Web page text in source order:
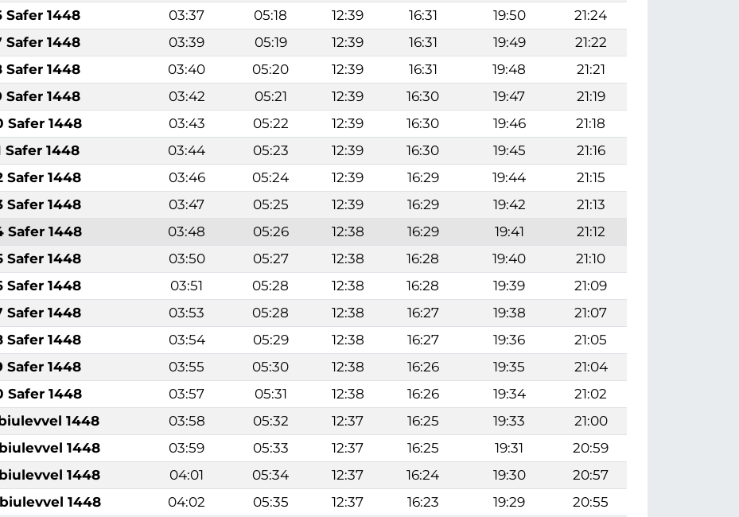
Safer 1448 03:37 05:18 12:39 16:31 19:50
21:24
Safer 1448 03:39 05:19 12:39 16:31 19:49
21:22
Safer 1448 03:40 05:20 12:39 16:31 19:48
21:21
Safer 1448 03:42 05:21 12:39 16:30 19:47
21:19
Safer 1448 03:43 05:22 12:39 16:30 19:46
21:18
Safer 1448 03:44 05:23 12:39 16:30 19:45
21:16
Safer 1448 03:46 05:24 12:39 16:29 19:44
21:15
Safer 1448 03:47 05:25 12:39 16:29 19:42
21:13
Safer 1448 03:48 05:26 12:38 16:29 19:41
21:12
Safer 1448 03:50 05:27 12:38 16:28 19:40
21:10
Safer 1448 03:51 05:28 12:38 16:28 19:39
21:09
Safer 1448 03:53 05:28 12:38 16:27 19:38
21:07
Safer 1448 03:54 05:29 12:38 16:27 19:36
21:05
Safer 1448 03:55 05:30 12:38 16:26 19:35
21:04
Safer 1448 03:57 05:31 12:38 16:26 19:34
21:02
1448 03:58 05:32 12:37 16:25 19:33
21:00
1448 03:59 05:33 12:37 16:25 19:31
20:59
1448 04:01 05:34 12:37 16:24 19:30
20:57
1448 04:02 05:35 12:37 16:23 19:29
20:55